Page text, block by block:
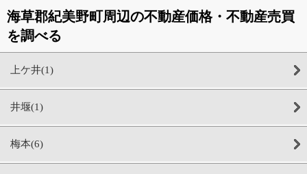
海草郡紀美野町周辺の不動産価格・不動産売買
を調べる
上ケ井(1)
井堰(1)
梅本(6)